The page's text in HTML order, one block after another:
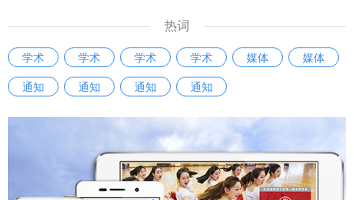
热词
学术 学术 学术 学术 媒体
媒体
通知
通知 通知 通知